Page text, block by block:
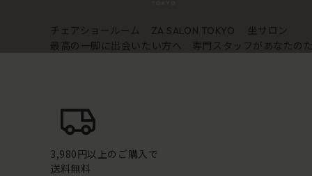
チェアショールーム ZA SALON TOKYO
坐サロン
最高の一脚に出会いたい方へ 専門スタッフがあなたの
3,980円以上のご購入で
送料無料